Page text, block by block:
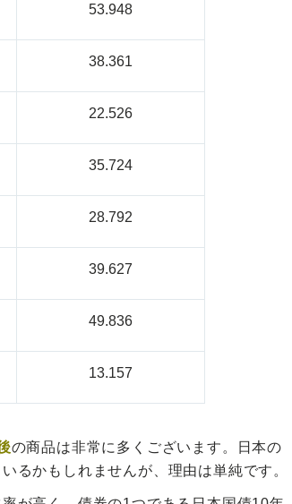
53.948
38.361
22.526
35.724
28.792
39.627
49.836
13.157
の商品は非常に多くございます。日本の
るかもしれませんが、理由は単純です。